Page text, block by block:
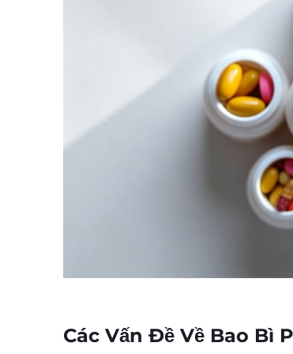
Các Vấn Đề Về Bao Bì